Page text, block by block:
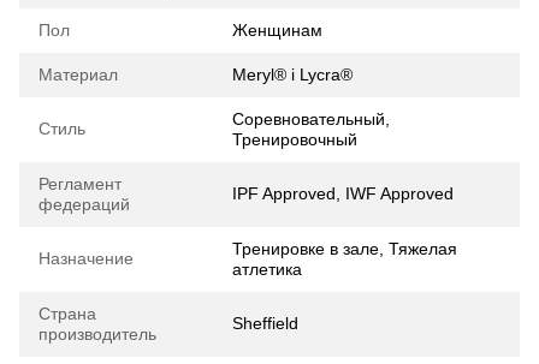
Пол Женщинам
Материал Meryl® і Lycra®
Стиль
Соревновательный,
Тренировочный
Регламент
федераций
IPF Approved, IWF Approved
Назначение
Тренировке в зале, Тяжелая
атлетика
Страна
производитель
Sheffield